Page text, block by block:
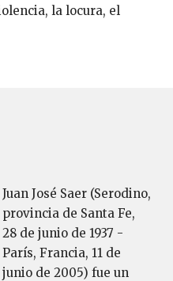
la locura, el
Juan José Saer (Serodino,
provincia de Santa Fe,
28 de junio de 1937 -
París, Francia, 11 de
junio de 2005) fue un